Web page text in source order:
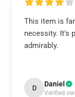
This item is
necessity. It's
admirably.
D Daniel
Verified